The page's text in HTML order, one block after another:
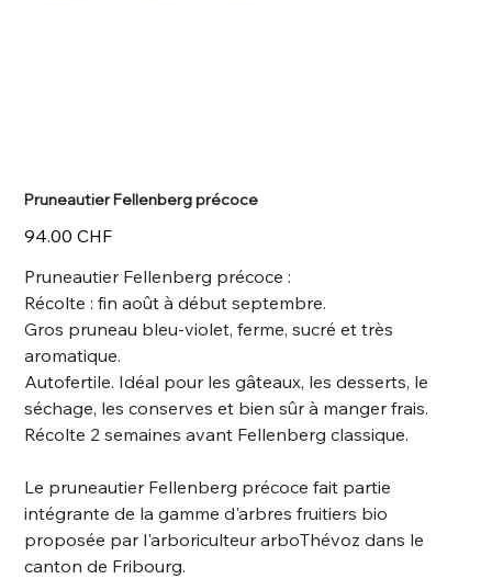
Pruneautier Fellenberg précoce
Prix
94.00 CHF
Pruneautier Fellenberg précoce :
Récolte : fin août à début septembre.
Gros pruneau bleu-violet, ferme, sucré et très
aromatique.
Autofertile. Idéal pour les gâteaux, les desserts, le
séchage, les conserves et bien sûr à manger frais.
Récolte 2 semaines avant Fellenberg classique.
Le pruneautier Fellenberg précoce fait partie
intégrante de la gamme d'arbres fruitiers bio
proposée par l'arboriculteur arboThévoz dans le
canton de Fribourg.